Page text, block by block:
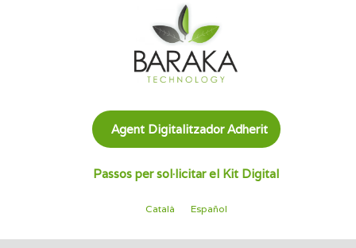
Agent Digitalitzador Adherit
Passos per sol·licitar el Kit Digital
Català Español